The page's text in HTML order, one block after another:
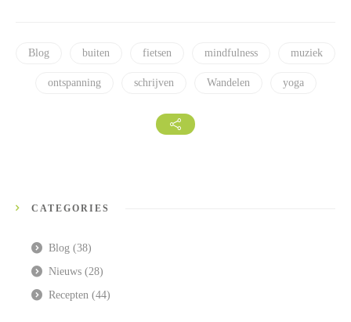
Blog buiten fietsen mindfulness muziek
ontspanning schrijven Wandelen yoga
CATEGORIES
Blog (38)
Nieuws (28)
Recepten (44)